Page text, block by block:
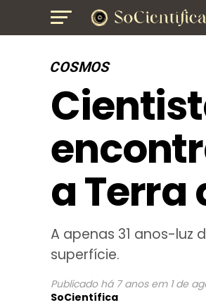
COSMOS
a Terra
A apenas 31 anos-luz
superfície.
Publicado há 7 anos em 1 de
SoCientífica